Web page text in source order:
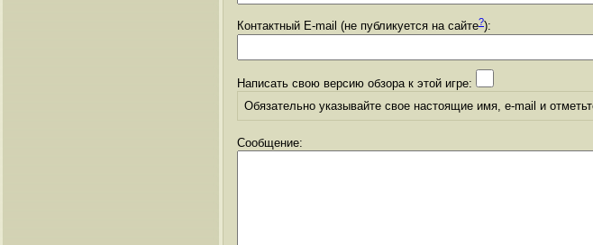
Контактный E-mail (не публикуется на сайте?):
Написать свою версию обзора к этой игре:
Обязательно указывайте свое настоящие имя, e-mail и
Сообщение: